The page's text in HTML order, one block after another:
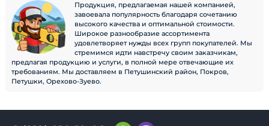
Продукция, предлагаемая нашей компанией,
завоевала популярность благодаря сочетанию
высокого качества и оптимальной стоимости.
Широкое разнообразие ассортимента
удовлетворяет нужды всех групп покупателей. Мы
стремимся идти навстречу своим заказчикам,
предлагая продукцию и услуги, в полной мере отвечающие их
требованиям. Мы доставляем в Петушинский район, Покров,
Петушки, Орехово-Зуево.